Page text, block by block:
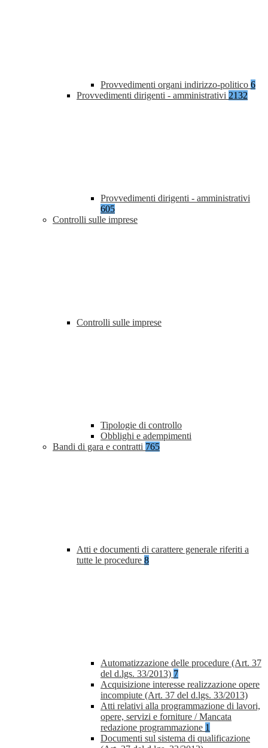
Provvedimenti organi indirizzo-politico 6
Provvedimenti dirigenti - amministrativi 2132
Provvedimenti dirigenti - amministrativi
605
Controlli sulle imprese
Controlli sulle imprese
Tipologie di controllo
Obblighi e adempimenti
Bandi di gara e contratti 765
Atti e documenti di carattere generale riferiti a
tutte le procedure 8
Automatizzazione delle procedure (Art. 37
del d.lgs. 33/2013) 7
Acquisizione interesse realizzazione opere
incompiute (Art. 37 del d.lgs. 33/2013)
Atti relativi alla programmazione di lavori,
opere, servizi e forniture / Mancata
redazione programmazione 1
Documenti sul sistema di qualificazione